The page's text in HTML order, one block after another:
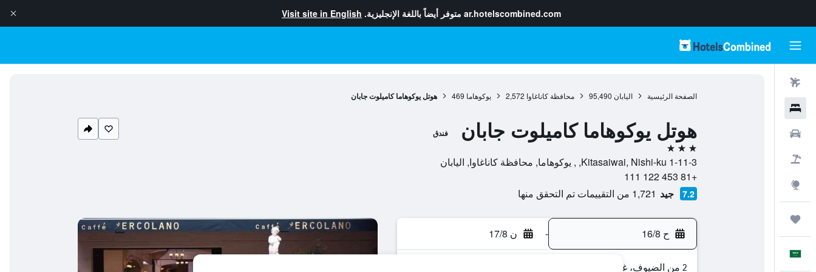
ar.hotelscombined.com متوفر أيضاً باللغة الإنجليزية. Visit site in English
الصفحة الرئيسية اليابان 95,490 محافظة كاناغاوا 2,572 يوكوهاما 469 هوتل يوكوهاما كاميلوت جابان
هوتل يوكوهاما كاميلوت جابان فندق
3 نجوم
1-11-3 Kitasaiwai, Nishi-ku, , يوكوهاما, محافظة كاناغاوا, اليابان
+81 453 122 111
7.2 جيد 1,721 من التقييمات تم التحقق منها
ح 16/8 - ن 17/8
2 من الضيوف، غرفة واحدة